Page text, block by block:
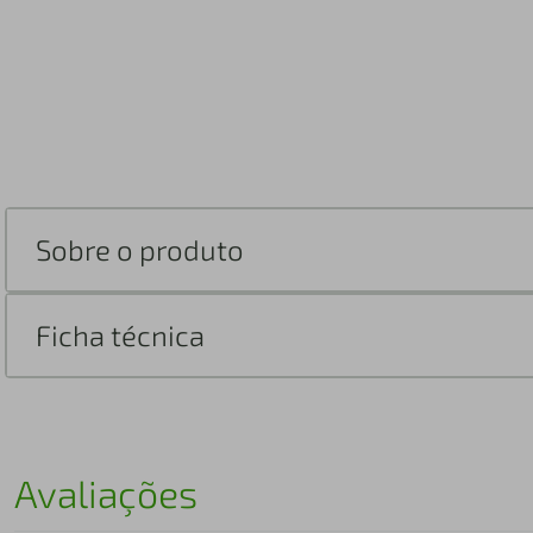
Sobre o produto
Ficha técnica
Avaliações